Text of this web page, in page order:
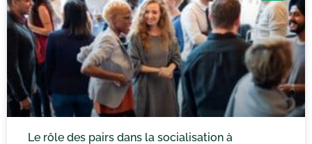
Le rôle des pairs dans la socialisation à